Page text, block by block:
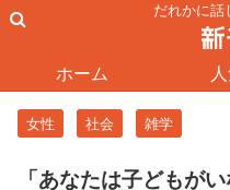
だれかに話
ホーム
女性 社会 雑学
「あなたは子どもが